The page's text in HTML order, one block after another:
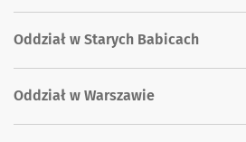
Oddział w Starych Babicach
Oddział w Warszawie